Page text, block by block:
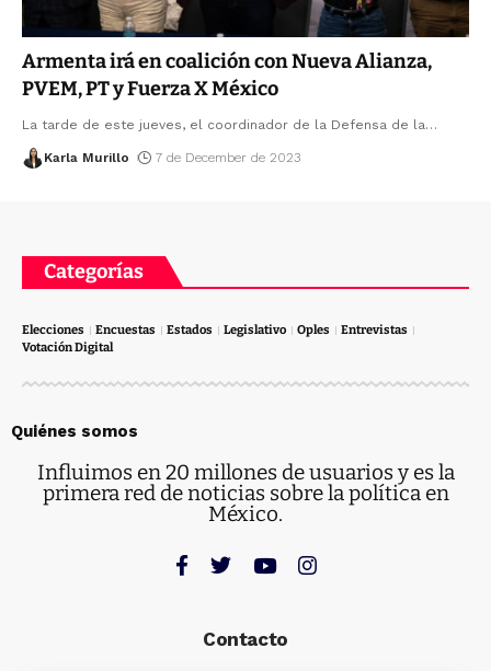
Armenta irá en coalición con Nueva Alianza,
PVEM, PT y Fuerza X México
La tarde de este jueves, el coordinador de la Defensa de la…
Karla Murillo 7 de December de 2023
Categorías
Elecciones Encuestas Estados Legislativo Oples
Entrevistas
Votación Digital
Quiénes somos
Influimos en 20 millones de usuarios y es la
primera red de noticias sobre la política en
México.
Contacto